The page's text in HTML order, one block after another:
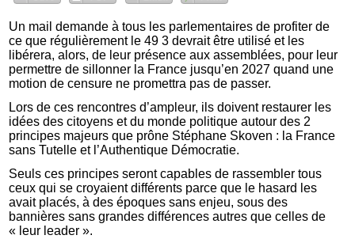
Un mail demande à tous les parlementaires de profiter de
ce que régulièrement le 49 3 devrait être utilisé et les
libérera, alors, de leur présence aux assemblées, pour leur
permettre de sillonner la France jusqu’en 2027 quand une
motion de censure ne promettra pas de passer.
Lors de ces rencontres d’ampleur, ils doivent restaurer les
idées des citoyens et du monde politique autour des 2
principes majeurs que prône Stéphane Skoven : la France
sans Tutelle et l’Authentique Démocratie.
Seuls ces principes seront capables de rassembler tous
ceux qui se croyaient différents parce que le hasard les
avait placés, à des époques sans enjeu, sous des
bannières sans grandes différences autres que celles de
« leur leader ».